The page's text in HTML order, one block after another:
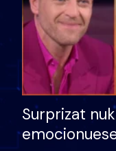
Surprizat